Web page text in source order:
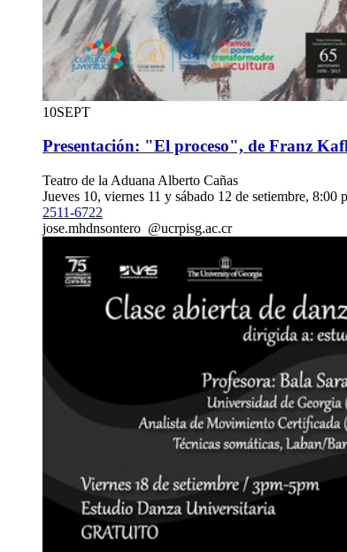
10SEPT
Presentación: "El proceso", de Franz
Teatro de la Aduana Alberto Cañas
Jueves 10, viernes 11 y sábado 12 de setiembre,
2511-6722
jose.mhdnsontero @ucrpisg.ac.cr